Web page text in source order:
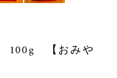
100g 【おみや